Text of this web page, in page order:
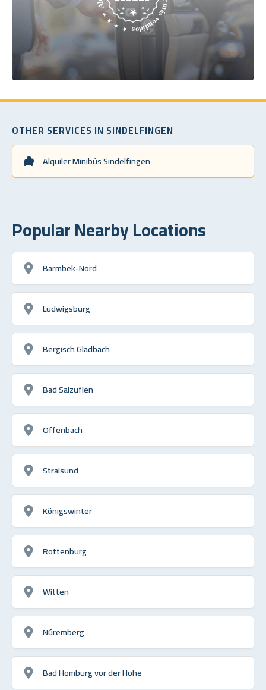
OTHER SERVICES IN SINDELFINGEN
Alquiler Minibús Sindelfingen
Popular Nearby Locations
Barmbek-Nord
Ludwigsburg
Bergisch Gladbach
Bad Salzuflen
Offenbach
Stralsund
Königswinter
Rottenburg
Witten
Núremberg
Bad Homburg vor der Höhe